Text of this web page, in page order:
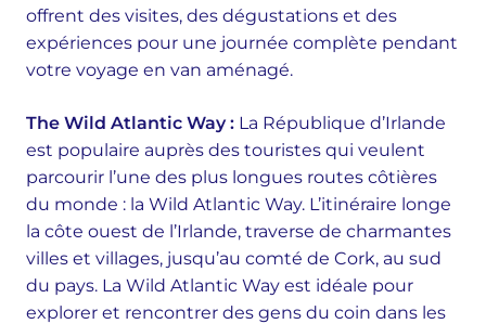
offrent des visites, des dégustations et des
expériences pour une journée complète pendant
votre voyage en van aménagé.
The Wild Atlantic Way : La République d’Irlande
est populaire auprès des touristes qui veulent
parcourir l’une des plus longues routes côtières
du monde : la Wild Atlantic Way. L’itinéraire longe
la côte ouest de l’Irlande, traverse de charmantes
villes et villages, jusqu’au comté de Cork, au sud
du pays. La Wild Atlantic Way est idéale pour
explorer et rencontrer des gens du coin dans les